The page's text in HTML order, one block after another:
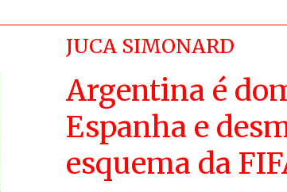
JUCA SIMONARD
Argentina é
Espanha e
esquema da